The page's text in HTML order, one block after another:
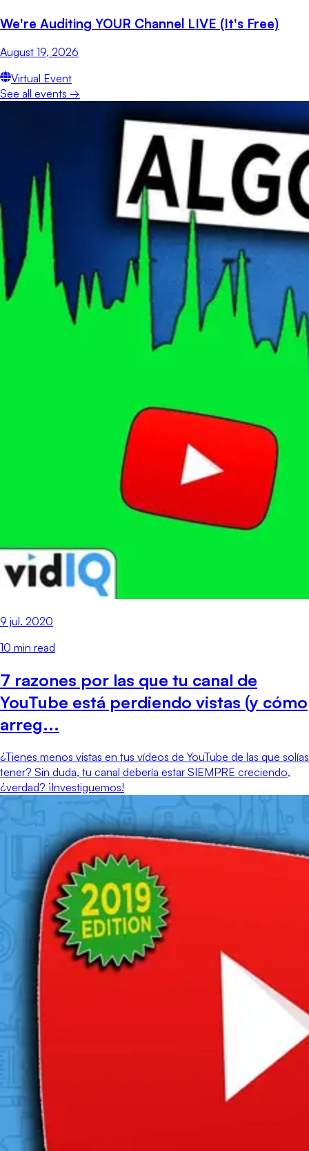
We're Auditing YOUR Channel LIVE (It's Free)
August 19, 2026
Virtual Event
See all events →
9 jul. 2020
10 min read
7 razones por las que tu canal de
YouTube está perdiendo vistas (y cómo
arreg...
¿Tienes menos vistas en tus vídeos de YouTube de las que solías
tener? Sin duda, tu canal debería estar SIEMPRE creciendo,
¿verdad? ¡Investiguemos!